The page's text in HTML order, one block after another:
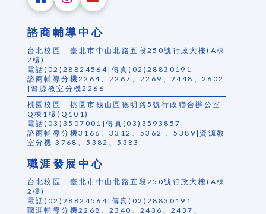
諮商輔導中心
台北校區 - 臺北市中山北路五段250號行政大樓(A棟
2樓)
電話(02)28824564|傳真(02)28830191
諮商輔導分機2264、2267、2269、2448、2602
|資源教室分機2266
桃園校區 - 桃園市龜山區德明路5號行政聯合辦公室
Q棟1樓(Q101)
電話(03)3507001|傳真(03)3593857
諮商輔導分機3166、3312、5362 、5389|資源教
室分機 3768、5382、5383
職涯發展中心
台北校區 - 臺北市中山北路五段250號行政大樓(A棟
2樓)
電話(02)28824564|傳真(02)28830191
職涯輔導分機2268、2340、2436、2437、